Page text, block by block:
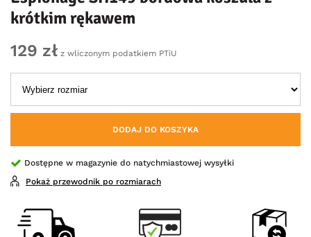
krótkim rękawem
129 zł z wliczonym podatkiem PTiU
DODAJ DO KOSZYKA
Dostępne w magazynie do natychmiastowej wysyłki
Pokaż przewodnik po rozmiarach